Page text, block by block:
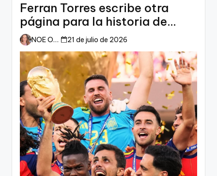
Ferran Torres escribe otra
página para la historia de
España
NOE ORTIZ 21 de julio de 2026